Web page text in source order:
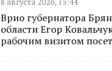
8 августа 2026, 15:44
Врио губернатора
области Егор
рабочим визитом